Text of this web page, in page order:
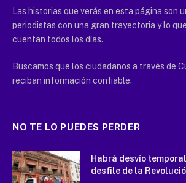
Las historias que verás en esta página son
periodistas con una gran trayectoria y lo
cuentan todos los días.
Buscamos que los ciudadanos a través de
reciban información confiable.
NO TE LO PUEDES PERDER
Habrá desvío
desfile de la